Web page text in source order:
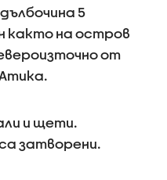
5
както на остров
от
и щети.
затворени.